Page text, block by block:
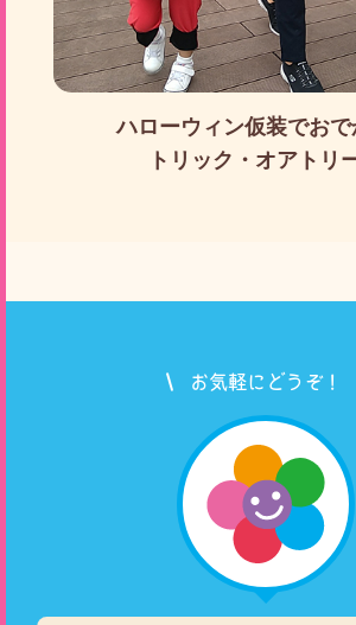
ハローウィン仮装でおで
トリック・オアトリ
お気軽にどうぞ！